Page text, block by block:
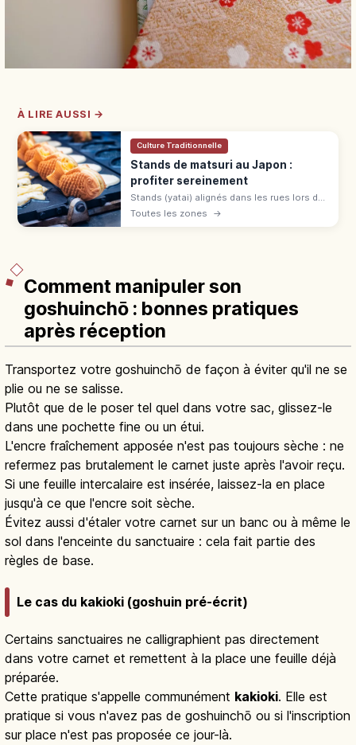
À LIRE AUSSI →
Culture Traditionnelle
Stands de matsuri au Japon :
profiter sereinement
Stands (yatai) alignés dans les rues lors des
matsuri japonais du printemps à l'automne :
Toutes les zones →
Comment manipuler son
goshuinchō : bonnes pratiques
après réception
Transportez votre goshuinchō de façon à éviter qu'il ne se
plie ou ne se salisse.
Plutôt que de le poser tel quel dans votre sac, glissez-le
dans une pochette fine ou un étui.
L'encre fraîchement apposée n'est pas toujours sèche : ne
refermez pas brutalement le carnet juste après l'avoir reçu.
Si une feuille intercalaire est insérée, laissez-la en place
jusqu'à ce que l'encre soit sèche.
Évitez aussi d'étaler votre carnet sur un banc ou à même le
sol dans l'enceinte du sanctuaire : cela fait partie des
règles de base.
Le cas du kakioki (goshuin pré-écrit)
Certains sanctuaires ne calligraphient pas directement
dans votre carnet et remettent à la place une feuille déjà
préparée.
Cette pratique s'appelle communément kakioki. Elle est
pratique si vous n'avez pas de goshuinchō ou si l'inscription
sur place n'est pas proposée ce jour-là.